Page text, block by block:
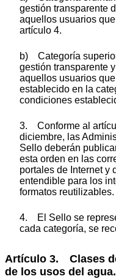
gestión transparente
aquellos usuarios
artículo 4.
b) Categoría
gestión transparente
aquellos usuarios
establecido en la
condiciones
3. Conforme al
diciembre, las
Sello deberán
esta orden en las
portales de Internet y
entendible para los
formatos reutilizables.
4. El Sello se
cada categoría, se
Artículo 3. Clases
de los usos del agua.